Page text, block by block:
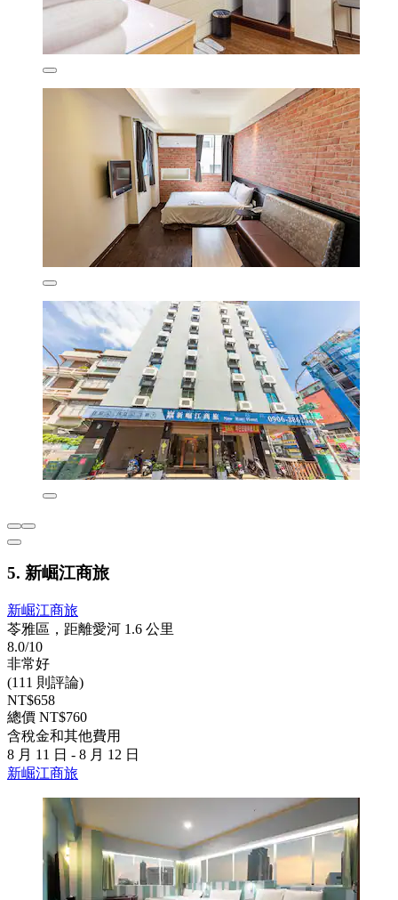
5. 新崛江商旅
新崛江商旅
苓雅區，距離愛河 1.6 公里
8.0/10
非常好
(111 則評論)
NT$658
總價 NT$760
含稅金和其他費用
8 月 11 日 - 8 月 12 日
新崛江商旅